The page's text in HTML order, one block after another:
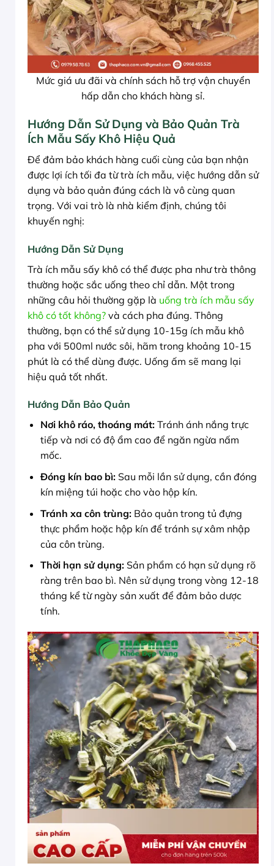
Mức giá ưu đãi và chính sách hỗ trợ vận chuyển
hấp dẫn cho khách hàng sỉ.
Hướng Dẫn Sử Dụng và Bảo Quản Trà
Ích Mẫu Sấy Khô Hiệu Quả
Để đảm bảo khách hàng cuối cùng của bạn nhận
được lợi ích tối đa từ trà ích mẫu, việc hướng dẫn sử
dụng và bảo quản đúng cách là vô cùng quan
trọng. Với vai trò là nhà kiểm định, chúng tôi
khuyến nghị:
Hướng Dẫn Sử Dụng
Trà ích mẫu sấy khô có thể được pha như trà thông
thường hoặc sắc uống theo chỉ dẫn. Một trong
những câu hỏi thường gặp là uống trà ích mẫu sấy
khô có tốt không? và cách pha đúng. Thông
thường, bạn có thể sử dụng 10-15g ích mẫu khô
pha với 500ml nước sôi, hãm trong khoảng 10-15
phút là có thể dùng được. Uống ấm sẽ mang lại
hiệu quả tốt nhất.
Hướng Dẫn Bảo Quản
Nơi khô ráo, thoáng mát:Tránh ánh nắng trực
tiếp và nơi có độ ẩm cao để ngăn ngừa nấm
mốc.
Đóng kín bao bì:Sau mỗi lần sử dụng, cần đóng
kín miệng túi hoặc cho vào hộp kín.
Tránh xa côn trùng:Bảo quản trong tủ đựng
thực phẩm hoặc hộp kín để tránh sự xâm nhập
của côn trùng.
Thời hạn sử dụng:Sản phẩm có hạn sử dụng rõ
ràng trên bao bì. Nên sử dụng trong vòng 12-18
tháng kể từ ngày sản xuất để đảm bảo dược
tính.